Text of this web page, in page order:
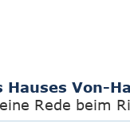
Hauses Von-
Rede beim